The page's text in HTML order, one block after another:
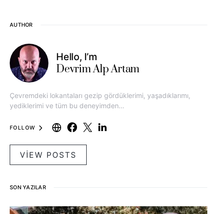
AUTHOR
Hello, I’m
Devrim Alp Artam
Çevremdeki lokantaları gezip gördüklerimi, yaşadıklarımı,
yediklerimi ve tüm bu deneyimden…
FOLLOW
VIEW POSTS
SON YAZILAR